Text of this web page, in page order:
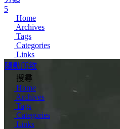
5
Home
Archives
Tags
Categories
Links
隨勛所欲
搜尋
Home
Archives
Tags
Categories
Links